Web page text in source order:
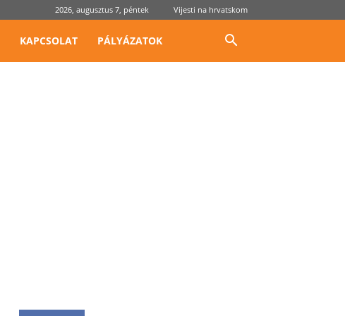
2026, augusztus 7, péntek Vijesti na hrvatskom
KAPCSOLAT PÁLYÁZATOK